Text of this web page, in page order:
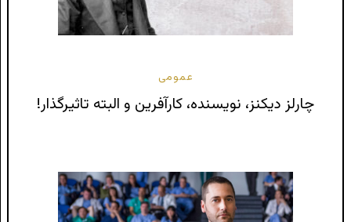
عمومی
چارلز دیکنز، نویسنده، کارآفرین و البته تاثیرگذار!